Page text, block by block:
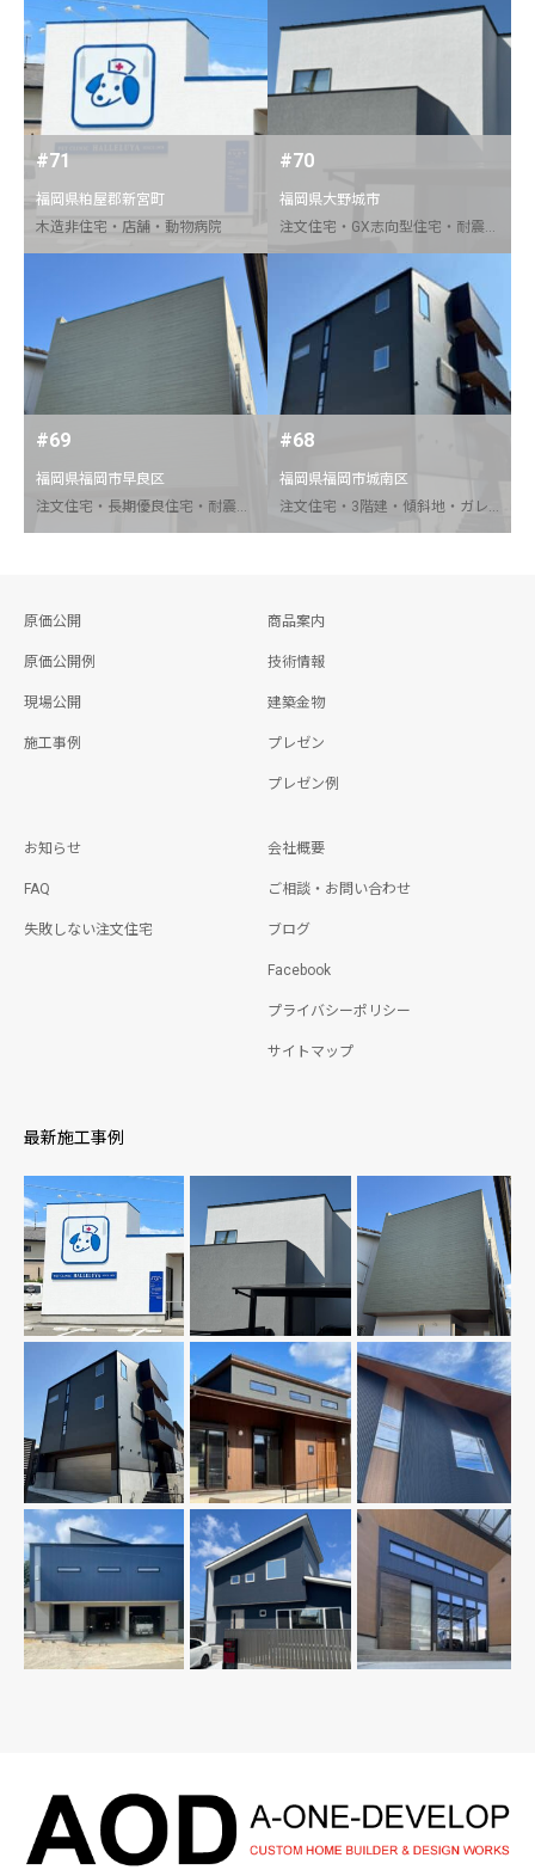
#71
福岡県粕屋郡新宮町
木造非住宅・店舗・動物病院
#70
福岡県大野城市
注文住宅・GX志向型住宅・耐震等級３・C値0.1以下・Soi塗壁・スチール階段・床下エアコン・F式全館冷房・アイシネン＋ミラフォームW断熱
#69
福岡県福岡市早良区
注文住宅・長期優良住宅・耐震等級３・ルーフバルコニー・狭小地
#68
福岡県福岡市城南区
注文住宅・3階建・傾斜地・ガレージハウス・エレベーター・屋上庭園
原価公開
原価公開例
現場公開
施工事例
商品案内
技術情報
建築金物
プレゼン
プレゼン例
お知らせ
FAQ
失敗しない注文住宅
会社概要
ご相談・お問い合わせ
ブログ
Facebook
プライバシーポリシー
サイトマップ
最新施工事例